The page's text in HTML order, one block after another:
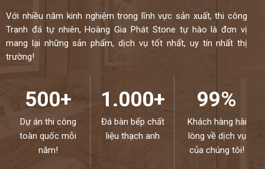
Với nhiều năm kinh nghiệm trong lĩnh vực sản xuất, thi công
Tranh đá tự nhiên, Hoàng Gia Phát Stone tự hào là đơn vị
mang lại những sản phẩm, dịch vụ tốt nhất, uy tín nhất thị
trường!
500+
Dự án thi công
toàn quốc mỗi
năm!
1.000+
Đá bàn bếp chất
liệu thạch anh
99%
Khách hàng hài
lòng về dịch vụ
của chúng tôi!